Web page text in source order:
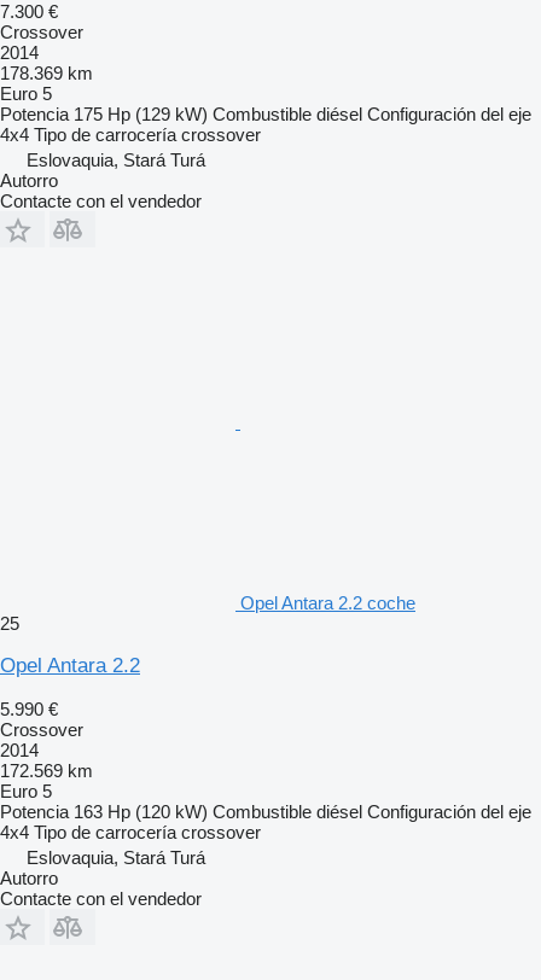
7.300 €
Crossover
2014
178.369 km
Euro 5
Potencia 175 Hp (129 kW) Combustible diésel Configuración del eje
4x4 Tipo de carrocería crossover
Eslovaquia, Stará Turá
Autorro
Contacte con el vendedor
Opel Antara 2.2 coche
25
Opel Antara 2.2
5.990 €
Crossover
2014
172.569 km
Euro 5
Potencia 163 Hp (120 kW) Combustible diésel Configuración del eje
4x4 Tipo de carrocería crossover
Eslovaquia, Stará Turá
Autorro
Contacte con el vendedor